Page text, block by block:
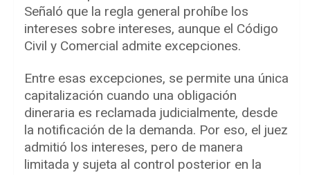
Señaló que la regla general prohíbe los
intereses sobre intereses, aunque el Código
Civil y Comercial admite excepciones.
Entre esas excepciones, se permite una única
capitalización cuando una obligación
dineraria es reclamada judicialmente, desde
la notificación de la demanda. Por eso, el juez
admitió los intereses, pero de manera
limitada y sujeta al control posterior en la